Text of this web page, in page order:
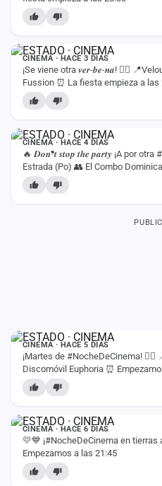
CINEMA · HACE 3 DÍAS
¡Se viene otra 𝒗𝒆𝒓-𝒃𝒆-𝒏𝒂! ❤️‍🔥
Fussion ⏰ La fiesta empieza a las
CINEMA · HACE 4 DÍAS
🔥 𝑫𝒐𝒏❜𝒕 𝒔𝒕𝒐𝒑 𝒕𝒉𝒆 𝒑𝒂𝒓𝒕𝒚 ¡A por
Estrada (Po) 👥 El Combo
22:30
CINEMA · HACE 5 DÍAS
¡Martes de #NocheDeCinema! ❤️‍🔥
Discomóvil Euphoria ⏰
CINEMA · HACE 6 DÍAS
💛💙 ¡#NocheDeCinema en
Empezamos a las 21:45